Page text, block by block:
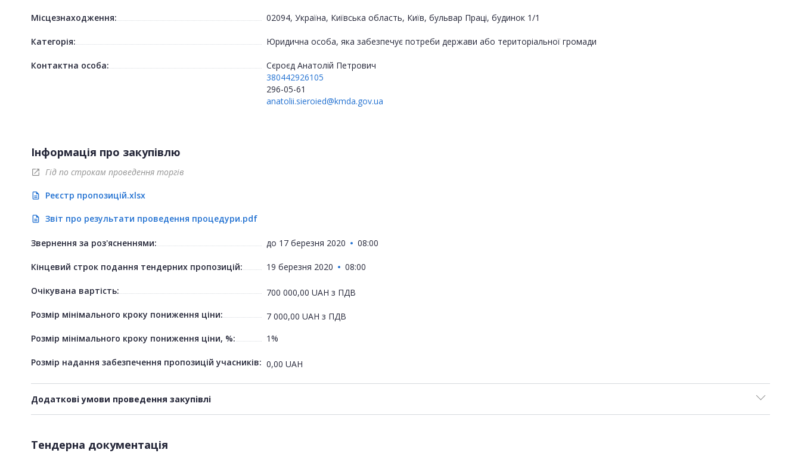
Місцезнаходження: 02094, Україна, Київська область, Київ, бульвар Праці, будинок 1/1
Категорія: Юридична особа, яка забезпечує потреби держави або територіальної громади
Контактна особа:
Сєроєд Анатолій Петрович
380442926105
296-05-61
anatolii.sieroied@kmda.gov.ua
Інформація про закупівлю
open_in_new Гід по строкам проведення торгів
description Реєстр пропозицій.xlsx
description Звіт про результати проведення процедури.pdf
Звернення за роз'ясненнями: до 17 березня 2020 08:00
Кінцевий строк подання тендерних пропозицій: 19 березня 2020 08:00
Очікувана вартість: 700 000,00 UAH з ПДВ
Розмір мінімального кроку пониження ціни:
7 000,00 UAH з ПДВ
Розмір мінімального кроку пониження ціни, %:
1%
Розмір надання забезпечення пропозицій учасників: 0,00 UAH
Додаткові умови проведення закупівлі
Тендерна документація